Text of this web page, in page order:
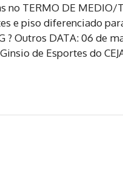
no TERMO DE
e piso diferenciado
? Outros DATA: 06 de
de Esportes do